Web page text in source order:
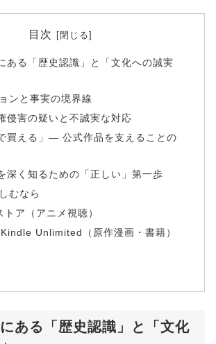
目次
ある「歴史認識」と「文化への誠実
ンと事実の境界線
侵害の疑いと不誠実な対応
買える」— 公式作品を支えることの
深く知るための「正しい」第一歩
むなら
ア（アニメ視聴）
Unlimited（原作漫画・書籍）
ある「歴史認識」と「文化